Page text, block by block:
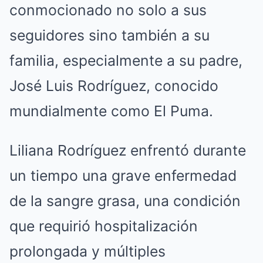
conmocionado no solo a sus
seguidores sino también a su
familia, especialmente a su padre,
José Luis Rodríguez, conocido
mundialmente como El Puma.
Liliana Rodríguez enfrentó durante
un tiempo una grave enfermedad
de la sangre grasa, una condición
que requirió hospitalización
prolongada y múltiples